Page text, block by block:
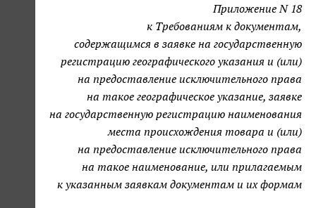
Приложение N 18
к Требованиям к документам,
содержащимся в заявке на государственную
регистрацию географического указания и (или)
на предоставление исключительного права
на такое географическое указание, заявке
на государственную регистрацию наименования
места происхождения товара и (или)
на предоставление исключительного права
на такое наименование, или прилагаемым
к указанным заявкам документам и их формам